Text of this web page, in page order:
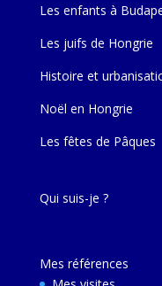
Les enfants à
Les juifs de Hongrie
Histoire et
Noël en Hongrie
Les fêtes de Pâques
Qui suis-je ?
Mes références